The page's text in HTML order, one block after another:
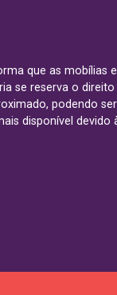
que as mobílias
se reserva o
podendo
disponível